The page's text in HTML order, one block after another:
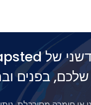
שלכם, בפנים